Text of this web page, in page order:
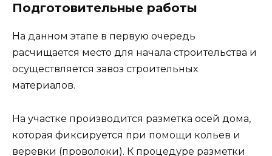
Подготовительные работы
На данном этапе в первую очередь
расчищается место для начала строительства и
осуществляется завоз строительных
материалов.
На участке производится разметка осей дома,
которая фиксируется при помощи кольев и
веревки (проволоки). К процедуре разметки